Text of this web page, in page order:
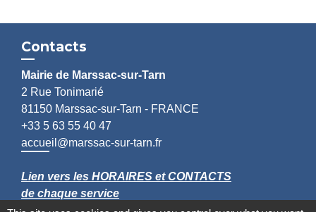
Contacts
Mairie de Marssac-sur-Tarn
2 Rue Tonimarié
81150 Marssac-sur-Tarn - FRANCE
+33 5 63 55 40 47
accueil@marssac-sur-tarn.fr
Lien vers les HORAIRES et CONTACTS
de chaque service